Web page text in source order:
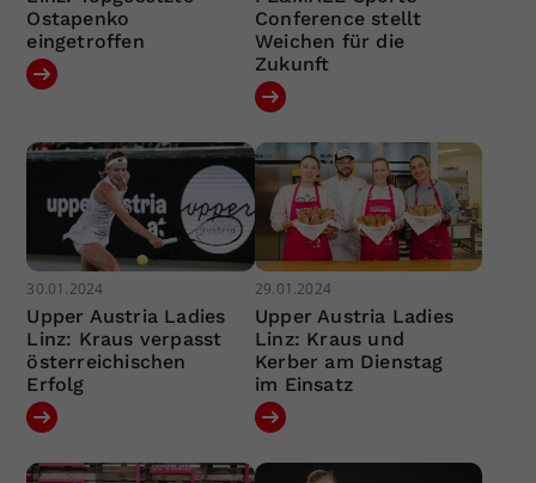
Ostapenko
eingetroffen
Conference stellt
Weichen für die
Zukunft
30.01.2024
Upper Austria Ladies
Linz: Kraus verpasst
österreichischen
Erfolg
29.01.2024
Upper Austria Ladies
Linz: Kraus und
Kerber am Dienstag
im Einsatz